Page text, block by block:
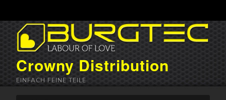
Crowny Distribution
EINFACH FEINE TEILE